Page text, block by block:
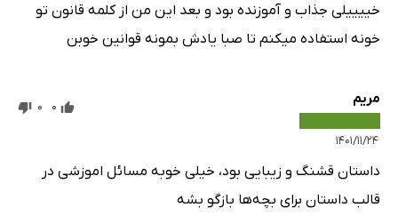
خییییلی جذاب و آموزنده بود و بعد این من از کلمه قانون تو
خونه استفاده میکنم تا صبا یادش بمونه قوانین خوبن
مریم
۱۴۰۱/۱۱/۲۴
0
0
داستان قشنگ و زیبایی بود، خیلی خوبه مسائل اموزشی در
قالب داستان برای بچه‌ها بازگو بشه